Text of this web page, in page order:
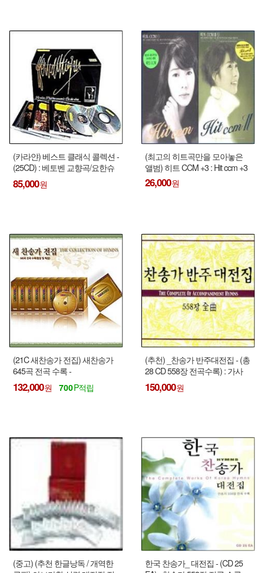
(카라얀) 베스트 클래식 콜렉션 -
(25CD) : 베토벤 교향곡/요한슈
트라우스/모차르트/슈베르트 ...
85,000
(최고의 히트곡만을 모아놓은
앨범) 히트 CCM +3 : Hit ccm +3
26,000
(21C 새찬송가 전집) 새찬송가
645곡 전곡 수록 -
(30CD/MP3/Tape)
132,000 700
(추천) _찬송가 반주대전집 - (총
28 CD 558장 전곡수록) : 가사
없이 반주만 !!!
150,000
(중고) (추천 한글낭독 / 개역한
한국 찬송가_ 대전집 - (CD 25